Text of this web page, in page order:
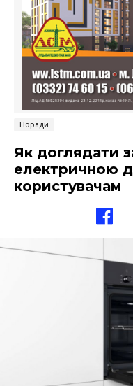
Поради
Як доглядати
електричною
користувачам